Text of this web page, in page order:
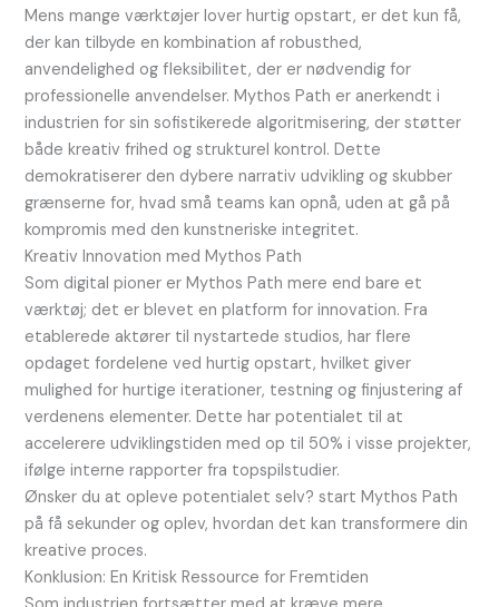
Mens mange værktøjer lover hurtig opstart, er det kun få,
der kan tilbyde en kombination af robusthed,
anvendelighed og fleksibilitet, der er nødvendig for
professionelle anvendelser. Mythos Path er anerkendt i
industrien for sin sofistikerede algoritmisering, der støtter
både kreativ frihed og strukturel kontrol. Dette
demokratiserer den dybere narrativ udvikling og skubber
grænserne for, hvad små teams kan opnå, uden at gå på
kompromis med den kunstneriske integritet.
Kreativ Innovation med Mythos Path
Som digital pioner er Mythos Path mere end bare et
værktøj; det er blevet en platform for innovation. Fra
etablerede aktører til nystartede studios, har flere
opdaget fordelene ved hurtig opstart, hvilket giver
mulighed for hurtige iterationer, testning og finjustering af
verdenens elementer. Dette har potentialet til at
accelerere udviklingstiden med op til 50% i visse projekter,
ifølge interne rapporter fra topspilstudier.
Ønsker du at opleve potentialet selv? start Mythos Path
på få sekunder og oplev, hvordan det kan transformere din
kreative proces.
Konklusion: En Kritisk Ressource for Fremtiden